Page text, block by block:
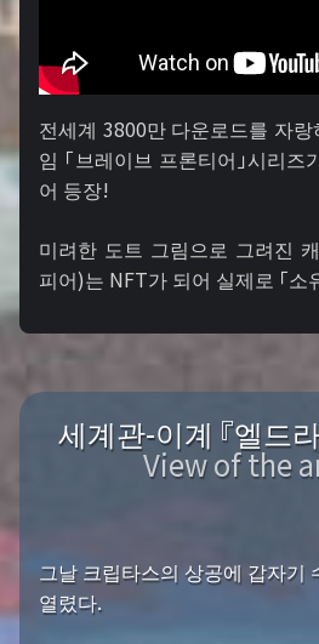
전세계 3800만 다운로드를 자
임 「브레이브 프론티어」시리
어 등장!
미려한 도트 그림으로 그려진
피어)는 NFT가 되어 실제로 「소
세계관-이계 『엘드
View of the
그날 크립타스의 상공에 갑자기
열렸다.